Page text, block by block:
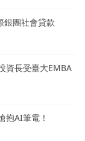
銀團社會貸款
資長受臺大EMBA
抱AI筆電！